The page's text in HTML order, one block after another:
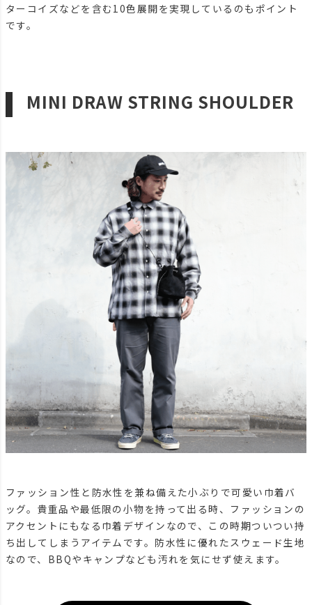
ターコイズなどを含む10色展開を実現しているのもポイント
です。
MINI DRAW STRING SHOULDER
ファッション性と防水性を兼ね備えた小ぶりで可愛い巾着バ
ッグ。貴重品や最低限の小物を持って出る時、ファッションの
アクセントにもなる巾着デザインなので、この時期ついつい持
ち出してしまうアイテムです。防水性に優れたスウェード生地
なので、BBQやキャンプなども汚れを気にせず使えます。